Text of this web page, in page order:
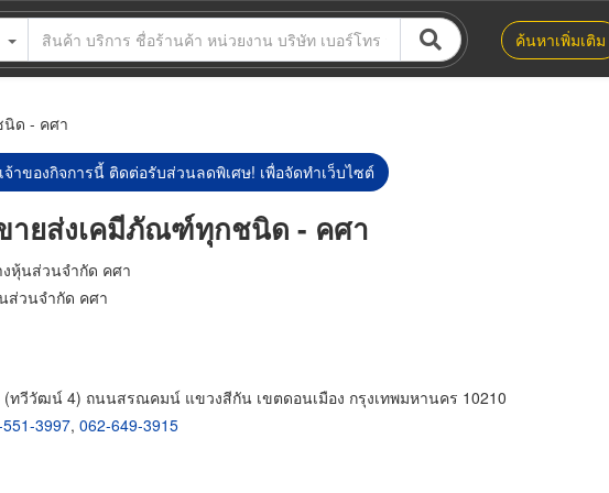
ค้นหาเพิ่มเติม
ด - คศา
าของกิจการนี้ ติดต่อรับส่วนลดพิเศษ! เพื่อจัดทำเว็บไซต์
ายส่งเคมีภัณฑ์ทุกชนิด - คศา
หุ้นส่วนจำกัด คศา
ส่วนจำกัด คศา
วีวัฒน์ 4) ถนนสรณคมน์ แขวงสีกัน เขตดอนเมือง กรุงเทพมหานคร 10210
3997, 062-649-3915